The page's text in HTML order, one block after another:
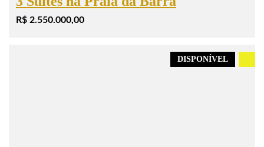
R$ 2.550.000,00
DISPONÍVEL